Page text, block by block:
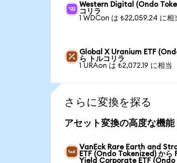
Western Digital (Ondo
コリラ
1 WDCon は ₺22,059.24 に相
Global X Uranium ETF
ら トルコリラ
1 URAon は ₺2,072.19 に相当
さらに変換を探る
アセット変換の高度な機能
VanEck Rare Earth and
ETF (Ondo Tokenized) から
Yield Corporate ETF (Ondo